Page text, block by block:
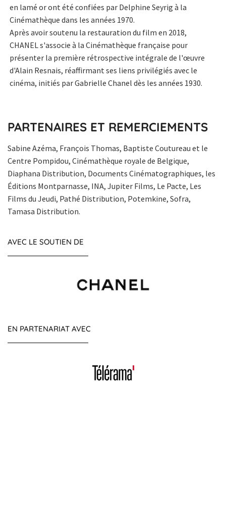
en lamé or ont été confiées par Delphine Seyrig à la
Cinémathèque dans les années 1970.
Après avoir soutenu la restauration du film en 2018,
CHANEL s'associe à la Cinémathèque française pour
présenter la première rétrospective intégrale de l'œuvre
d'Alain Resnais, réaffirmant ses liens privilégiés avec le
cinéma, initiés par Gabrielle Chanel dès les années 1930.
PARTENAIRES ET REMERCIEMENTS
Sabine Azéma, François Thomas, Baptiste Coutureau et le
Centre Pompidou, Cinémathèque royale de Belgique,
Diaphana Distribution, Documents Cinématographiques, les
Éditions Montparnasse, INA, Jupiter Films, Le Pacte, Les
Films du Jeudi, Pathé Distribution, Potemkine, Sofra,
Tamasa Distribution.
AVEC LE SOUTIEN DE
EN PARTENARIAT AVEC